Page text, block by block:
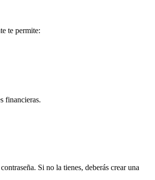
te permite:
financieras.
Si no la tienes, deberás crear una